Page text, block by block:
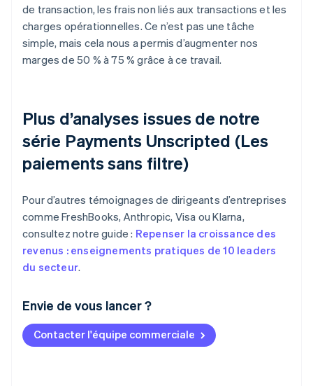
Envie de vous lancer ?
Contacter l'équipe commerciale
de transaction, les frais non liés aux transactions et les
charges opérationnelles. Ce n’est pas une tâche
simple, mais cela nous a permis d’augmenter nos
marges de 50 % à 75 % grâce à ce travail.
Plus d’analyses issues de notre
série Payments Unscripted (Les
paiements sans filtre)
Pour d’autres témoignages de dirigeants d’entreprises
comme FreshBooks, Anthropic, Visa ou Klarna,
consultez notre guide : Repenser la croissance des
revenus : enseignements pratiques de 10 leaders
du secteur.
Allemagne